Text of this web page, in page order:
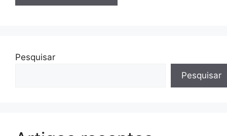
Pesquisar
Pesquisar